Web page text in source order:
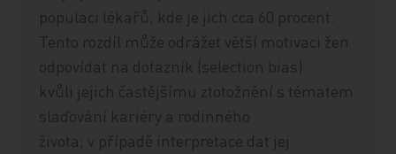
populaci lékařů, kde je jich cca 60 procent.
Tento rozdíl může odrážet větší motivaci žen
odpovídat na dotazník (selection bias)
kvůli jejich častějšímu ztotožnění s tématem
slaďování kariéry a rodinného
života; v případě interpretace dat jej